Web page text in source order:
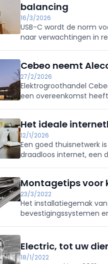
balancing
16/3/2026
USB-C wordt de norm
naar verwachtingen in
Cebeo neemt
27/2/2026
Elektrogroothandel
een overeenkomst
Het ideale
12/1/2026
Een goed thuisnetwerk
draadloos internet, een
Montagetips voor
23/3/2022
Het installatiegemak
bevestigingssystemen
Electric, tot uw
18/1/2022